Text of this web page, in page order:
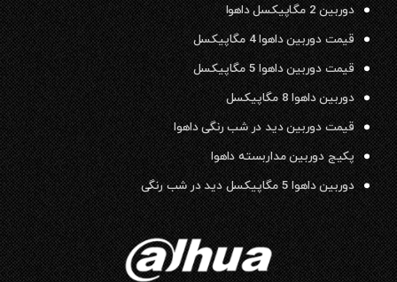
دوربین 2 مگاپیکسل داهوا
قیمت دوربین داهوا 4 مگاپیکسل
قیمت دوربین داهوا 5 مگاپیکسل
دوربین داهوا 8 مگاپیکسل
قیمت دوربین دید در شب رنگی داهوا
پکیج دوربین مداربسته داهوا
دوربین داهوا 5 مگاپیکسل دید در شب رنگی